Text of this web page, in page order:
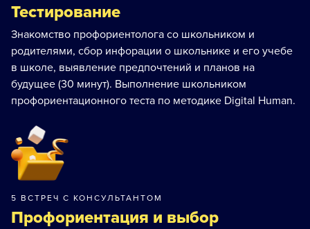
Тестирование
Знакомство профориентолога со школьником и
родителями, сбор инфорации о школьнике и его учебе
в школе, выявление предпочтений и планов на
будущее (30 минут). Выполнение школьником
профориентационного теста по методике Digital Human.
5 ВСТРЕЧ С КОНСУЛЬТАНТОМ
Профориентация и выбор